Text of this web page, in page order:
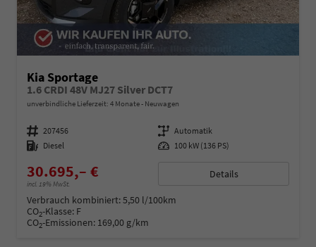
Kia Sportage
1.6 CRDI 48V MJ27 Silver DCT7
unverbindliche Lieferzeit: 4 Monate Neuwagen
Fahrzeugnummer 207456 Getriebe Automatik
Kraftstoff Diesel Leistung 100 kW (136 PS)
30.695,– €
incl. 19% MwSt.
Details
Verbrauch kombiniert:5,50 l/100km
CO2-Klasse: F
CO2-Emissionen: 169,00 g/km